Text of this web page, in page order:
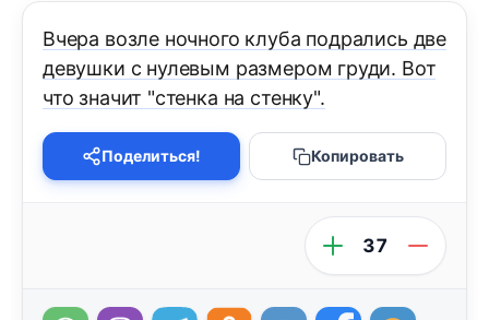
Вчера возле ночного клуба подрались две
девушки с нулевым размером груди. Вот
что значит "стенка на стенку".
Поделиться! Копировать
37